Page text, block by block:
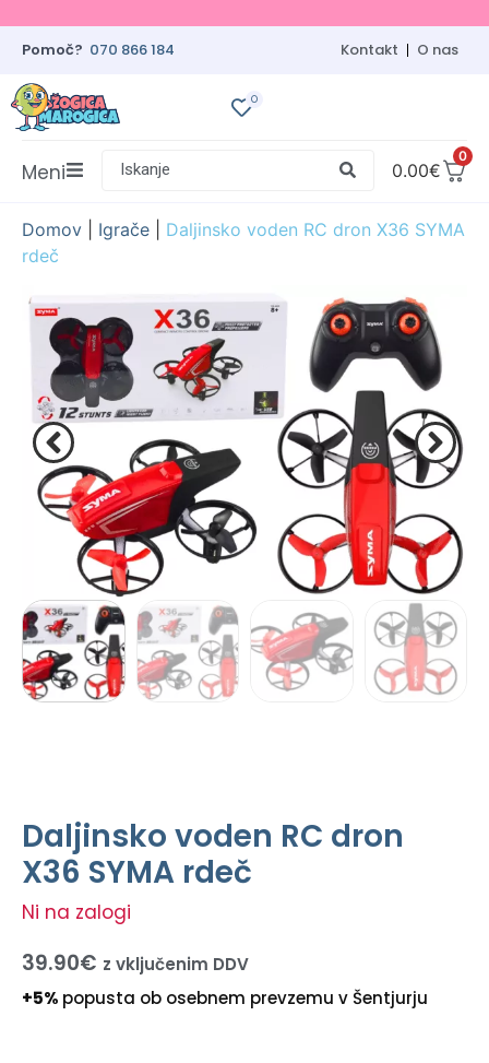
Pomoč? 070 866 184 Kontakt O nas
0
0
0.00€
Iskanje
Meni
Domov Igrače
Daljinsko voden RC dron X36 SYMA
rdeč
Daljinsko voden RC dron
X36 SYMA rdeč
Ni na zalogi
39.90€ z vključenim DDV
+5% popusta ob osebnem prevzemu v Šentjurju